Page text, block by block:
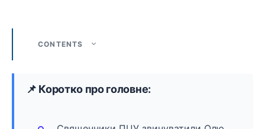
CONTENTS
📌 Коротко про головне: